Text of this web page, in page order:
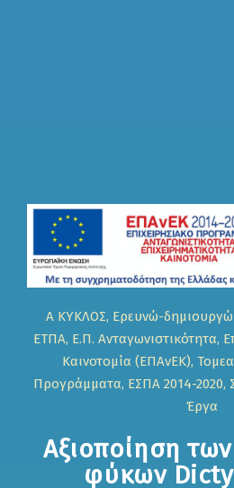
Α ΚΥΚΛΟΣ, Ερευνώ-
ΕΤΠΑ, Ε.Π. Ανταγωνιστικότητα,
Καινοτομία (ΕΠΑνΕΚ),
Προγράμματα, ΕΣΠΑ 2014-2020,
Έργα
Αξιοποίηση
φύκων